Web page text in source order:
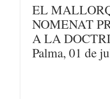
EL
NOMENAT
A LA
Palma, 01 de